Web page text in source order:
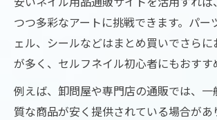
つつ多彩なアートに挑戦できます。パー
ェル、シールなどはまとめ買いでさらに
が多く、セルフネイル初心者にもおすす
例えば、卸問屋や専門店の通販では、
質な商品が安く提供されている場合があ